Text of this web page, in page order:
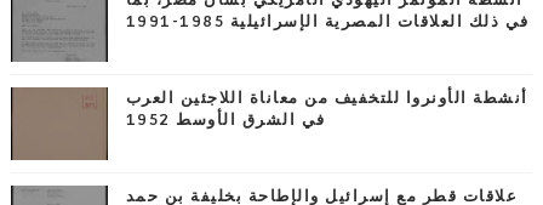
في ذلك العلاقات المصرية الإسرائيلية 1985-1991
أنشطة الأونروا للتخفيف من معاناة اللاجئين العرب
في الشرق الأوسط 1952
علاقات قطر مع إسرائيل والإطاحة بخليفة بن حمد